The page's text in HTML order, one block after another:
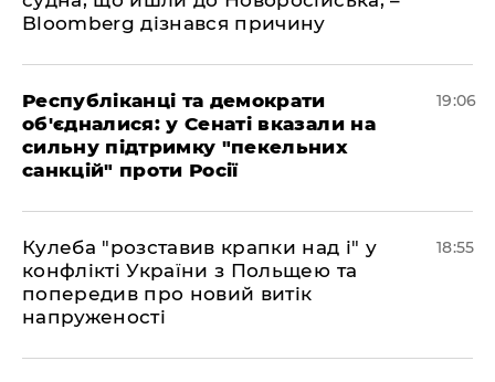
Bloomberg дізнався причину
Республіканці та демократи
об'єдналися: у Сенаті вказали на
сильну підтримку "пекельних
санкцій" проти Росії
19:06
Кулеба "розставив крапки над і" у
конфлікті України з Польщею та
попередив про новий витік
напруженості
18:55